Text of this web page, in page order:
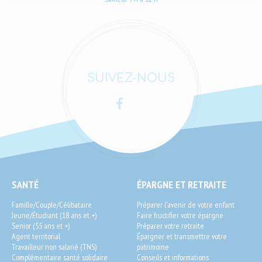
SUIVEZ-NOUS
Facebook
SEO
End-
User
SANTÉ
Famille/Couple/Célibataire
Jeune/Étudiant (18 ans et +)
Senior (55 ans et +)
Agent territorial
Travailleur non salarié (TNS)
Complémentaire santé solidaire
ÉPARGNE ET RETRAITE
Préparer l'avenir de votre enfant
Faire fructifier votre épargne
Préparer votre retraite
Épargner et transmettre votre
patrimoine
Conseils et informations